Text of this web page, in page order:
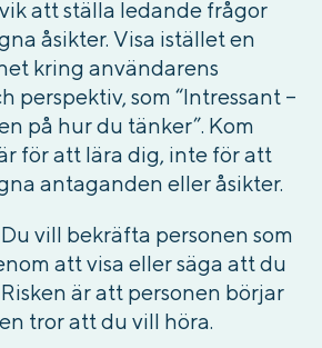
att ställa ledande frågor
åsikter. Visa istället en
kring användarens
perspektiv, som “Intressant –
på hur du tänker”. Kom
för att lära dig, inte för att
antaganden eller åsikter.
Du vill bekräfta personen som
att visa eller säga att du
är att personen börjar
tror att du vill höra.